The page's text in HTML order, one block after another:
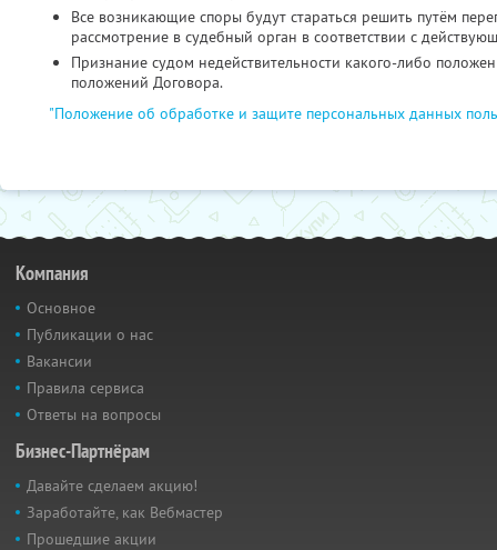
Все возникающие споры будут стараться решить путём
рассмотрение в судебный орган в соответствии с
Признание судом недействительности какого-либо
положений Договора.
"Положение об обработке и защите персональных данных
Компания
Основное
Публикации о нас
Вакансии
Правила сервиса
Ответы на вопросы
Бизнес-Партнёрам
Давайте сделаем акцию!
Заработайте, как Вебмастер
Прошедшие акции